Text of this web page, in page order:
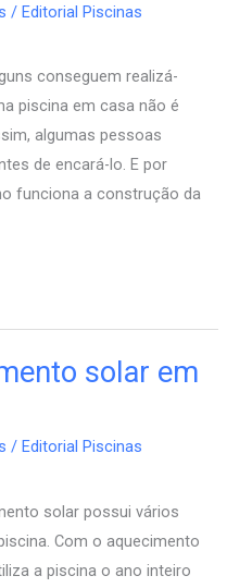
/Editorial Piscinas
conseguem realizá-
piscina em casa não é
algumas pessoas
de encará-lo. E por
funciona a construção da
solar em
/Editorial Piscinas
solar possui vários
Com o aquecimento
a piscina o ano inteiro